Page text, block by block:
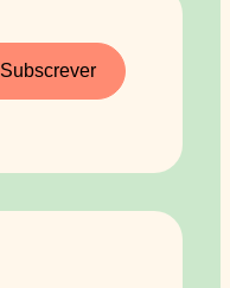
Subscrever